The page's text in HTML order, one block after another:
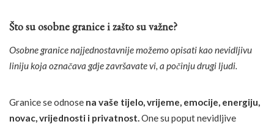
Što su osobne granice i zašto su važne?
Osobne granice najjednostavnije možemo opisati kao nevidljivu
liniju koja označava gdje završavate vi, a počinju drugi ljudi.
Granice se odnose na vaše tijelo, vrijeme, emocije, energiju,
novac, vrijednosti i privatnost. One su poput nevidljive